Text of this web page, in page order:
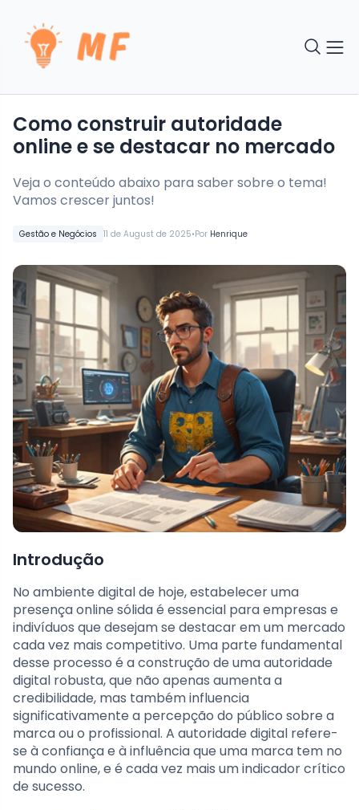
Gestão e Negócios 11 de August de 2025•Por Henrique
Como construir autoridade
online e se destacar no mercado
Veja o conteúdo abaixo para saber sobre o tema!
Vamos crescer juntos!
Introdução
No ambiente digital de hoje, estabelecer uma
presença online sólida é essencial para empresas e
indivíduos que desejam se destacar em um mercado
cada vez mais competitivo. Uma parte fundamental
desse processo é a construção de uma autoridade
digital robusta, que não apenas aumenta a
credibilidade, mas também influencia
significativamente a percepção do público sobre a
marca ou o profissional. A autoridade digital refere-
se à confiança e à influência que uma marca tem no
mundo online, e é cada vez mais um indicador crítico
de sucesso.